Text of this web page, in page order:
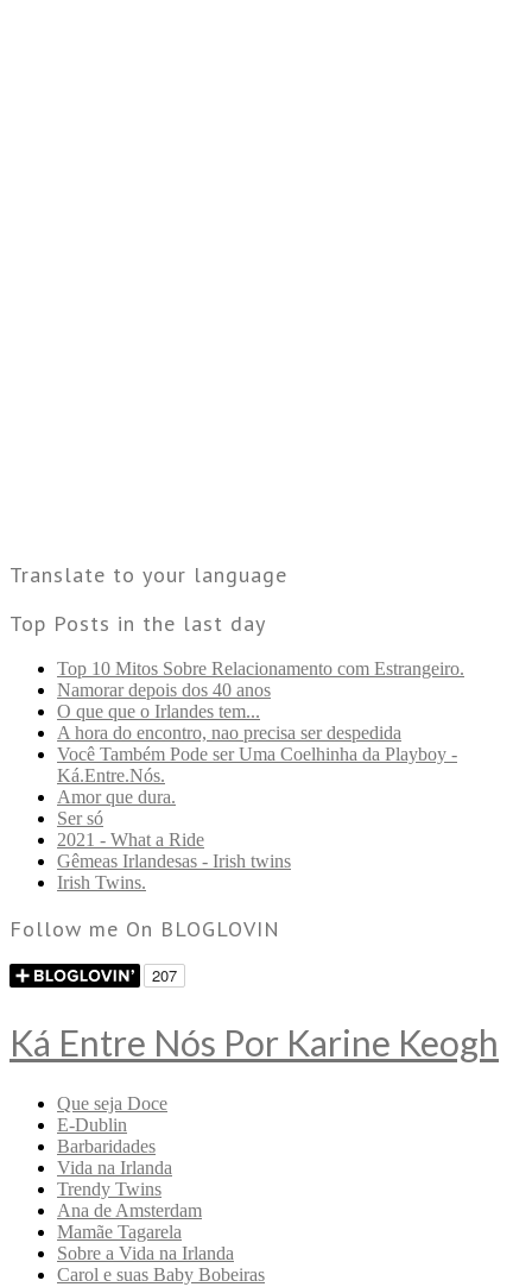
Translate to your language
Top Posts in the last day
Top 10 Mitos Sobre Relacionamento com Estrangeiro.
Namorar depois dos 40 anos
O que que o Irlandes tem...
A hora do encontro, nao precisa ser despedida
Você Também Pode ser Uma Coelhinha da Playboy -
Ká.Entre.Nós.
Amor que dura.
Ser só
2021 - What a Ride
Gêmeas Irlandesas - Irish twins
Irish Twins.
Follow me On BLOGLOVIN
Ká Entre Nós Por Karine Keogh
Que seja Doce
E-Dublin
Barbaridades
Vida na Irlanda
Trendy Twins
Ana de Amsterdam
Mamãe Tagarela
Sobre a Vida na Irlanda
Carol e suas Baby Bobeiras